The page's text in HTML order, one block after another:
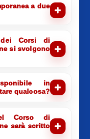
a due
Corsi di
si svolgono
in
qualcosa?
Corso di
sarà scritto